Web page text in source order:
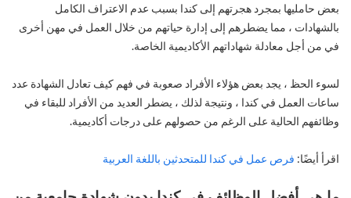
بعض حامليها بمجرد هجرتهم إلى كندا بسبب عدم الاعتراف الكامل
بالشهادات ، مما يضطرهم إلى إدارة حياتهم من خلال العمل في مهن أخرى
في من أجل معادلة شهاداتهم الأكاديمية الخاصة.
لسوء الحظ ، يجد بعض هؤلاء الأفراد صعوبة في فهم كيف تعادل الشهادة عدد
ساعات العمل في كندا ، ونتيجة لذلك ، يضطر العديد من الأفراد للبقاء في
وظائفهم الحالية على الرغم من حصولهم على درجات أكاديمية.
اقرأ أيضًا: فرص عمل في كندا للمتحدثين باللغة العربية